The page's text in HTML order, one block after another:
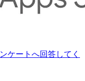
ケートへ回答してく